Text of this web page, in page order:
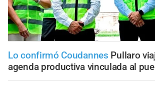
Lo confirmó Coudannes Pullaro
agenda productiva vinculada al